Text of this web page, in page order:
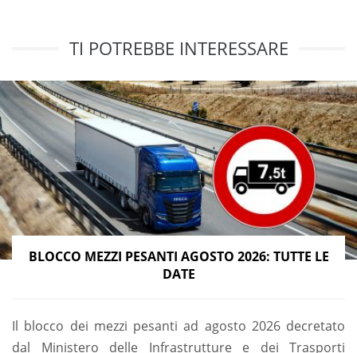
TI POTREBBE INTERESSARE
BLOCCO MEZZI PESANTI AGOSTO 2026: TUTTE LE
DATE
Il blocco dei mezzi pesanti ad agosto 2026 decretato
dal Ministero delle Infrastrutture e dei Trasporti